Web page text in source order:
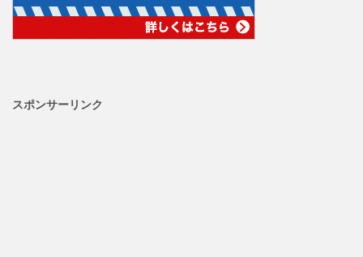
スポンサーリンク